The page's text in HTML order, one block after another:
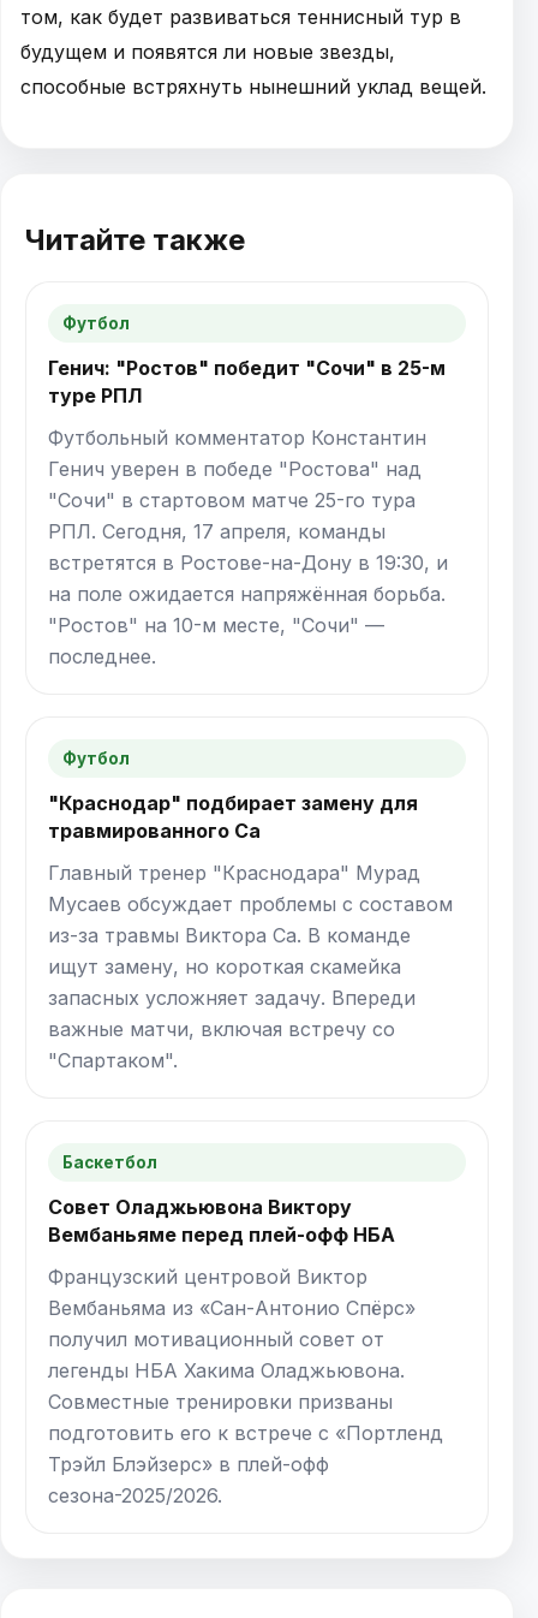
том, как будет развиваться теннисный тур в
будущем и появятся ли новые звезды,
способные встряхнуть нынешний уклад вещей.
Читайте также
Футбол
Генич: "Ростов" победит "Сочи" в 25-м
туре РПЛ
Футбольный комментатор Константин
Генич уверен в победе "Ростова" над
"Сочи" в стартовом матче 25-го тура
РПЛ. Сегодня, 17 апреля, команды
встретятся в Ростове-на-Дону в 19:30, и
на поле ожидается напряжённая борьба.
"Ростов" на 10-м месте, "Сочи" —
последнее.
Футбол
"Краснодар" подбирает замену для
травмированного Са
Главный тренер "Краснодара" Мурад
Мусаев обсуждает проблемы с составом
из-за травмы Виктора Са. В команде
ищут замену, но короткая скамейка
запасных усложняет задачу. Впереди
важные матчи, включая встречу со
"Спартаком".
Баскетбол
Совет Оладжьювона Виктору
Вембаньяме перед плей-офф НБА
Французский центровой Виктор
Вембаньяма из «Сан-Антонио Спёрс»
получил мотивационный совет от
легенды НБА Хакима Оладжьювона.
Совместные тренировки призваны
подготовить его к встрече с «Портленд
Трэйл Блэйзерс» в плей-офф
сезона-2025/2026.